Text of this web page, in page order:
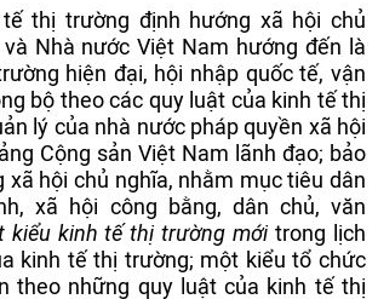
thị trường định hướng xã hội chủ
Nhà nước Việt Nam hướng đến là
hiện đại, hội nhập quốc tế, vận
bộ theo các quy luật của kinh tế thị
lý của nhà nước pháp quyền xã hội
Cộng sản Việt Nam lãnh đạo; bảo
xã hội chủ nghĩa, nhằm mục tiêu dân
xã hội công bằng, dân chủ, văn
kiểu kinh tế thị trường mớitrong lịch
kinh tế thị trường; một kiểu tổ chức
theo những quy luật của kinh tế thị